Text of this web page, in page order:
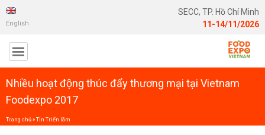
English
SECC, TP. Hồ Chí Minh
11-14/11/2026
Nhiều hoạt động thúc đẩy thương mại tại Vietnam
Foodexpo 2017
Trang chủ»Tin Triển lãm